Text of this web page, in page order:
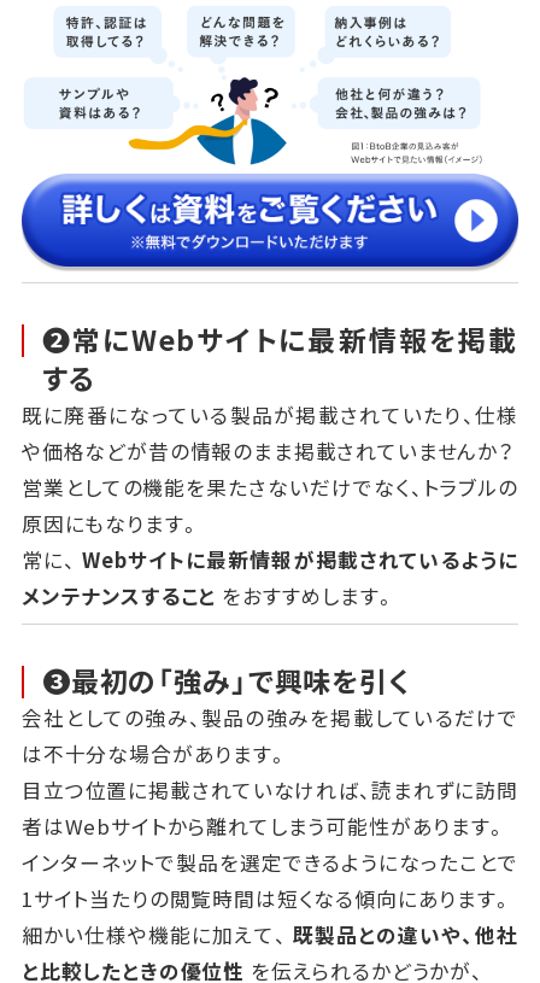
❷常にWebサイトに最新情報を掲載
する
既に廃番になっている製品が掲載されていたり、仕様
や価格などが昔の情報のまま掲載されていませんか？
営業としての機能を果たさないだけでなく、トラブルの
原因にもなります。
常に、Webサイトに最新情報が掲載されているように
メンテナンスすること をおすすめします。
❸最初の「強み」で興味を引く
会社としての強み、製品の強みを掲載しているだけで
は不十分な場合があります。
目立つ位置に掲載されていなければ、読まれずに訪問
者はWebサイトから離れてしまう可能性があります。
インターネットで製品を選定できるようになったことで
1サイト当たりの閲覧時間は短くなる傾向にあります。
細かい仕様や機能に加えて、 既製品との違いや、他社
と比較したときの優位性 を伝えられるかどうかが、